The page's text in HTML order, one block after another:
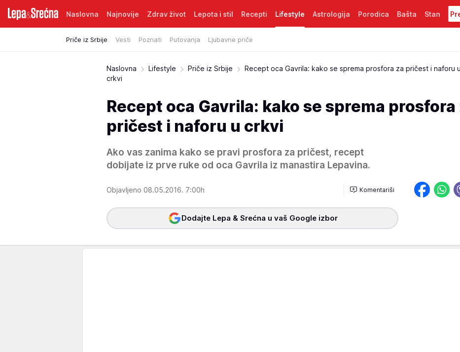
Naslovna Najnovije Zdrav život Lepota i stil Recepti Lifestyle
Priče iz Srbije Vesti Poznati Putovanja Ljubavne priče
Astrologija Porodica Bašta Stan
Naslovna Lifestyle Priče iz Srbije
Recept oca Gavrila: kako se sprema prosfora za pričest i naforu u
crkvi
Recept oca Gavrila: kako se sprema prosfora
pričest i naforu u crkvi
Ako vas zanima kako se pravi prosfora za pričest, recept
dobijate iz prve ruke od oca Gavrila iz manastira Lepavina.
Objavljeno 08.05.2016. 7:00h Komentariši
Dodajte Lepa & Srećna u vaš Google izbor